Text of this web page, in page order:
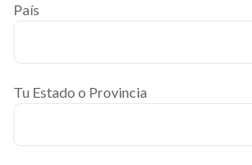
País
Tu Estado o Provincia